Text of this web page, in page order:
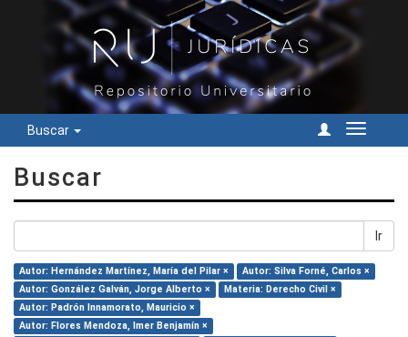
Buscar
Cambiar
Buscar
Ir
Autor: Hernández Martínez, María del Pilar ×
Autor: Silva Forné, Carlos ×
Autor: González Galván, Jorge Alberto ×
Materia: Derecho Civil ×
Autor: Padrón Innamorato, Mauricio ×
Autor: Flores Mendoza, Imer Benjamín ×